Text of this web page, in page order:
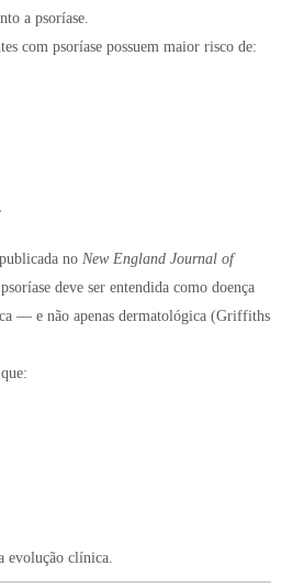
a psoríase.
com psoríase possuem maior risco de:
no New England Journal of
deve ser entendida como doença
— e não apenas dermatológica (Griffiths
evolução clínica.